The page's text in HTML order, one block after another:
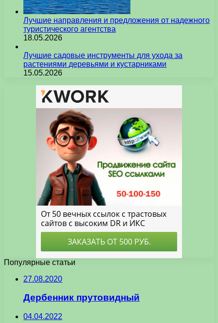
Лучшие направления и предложения от надежного
туристического агентства
18.05.2026
Лучшие садовые инструменты для ухода за
растениями деревьями и кустарниками
15.05.2026
Популярные статьи
27.08.2020
Дербенник прутовидный
04.04.2022